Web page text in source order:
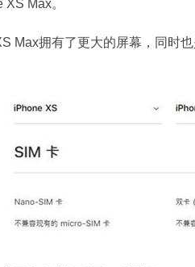
Max。
Max拥有了更大的屏幕，同时